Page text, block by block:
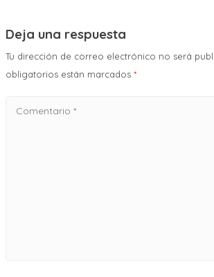
Deja una respuesta
Tu dirección de correo electrónico no será
obligatorios están marcados *
Comentario